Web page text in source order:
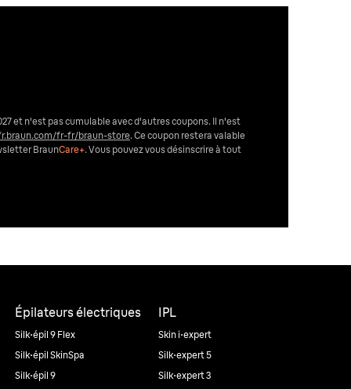
et n'est pas cumulable avec d'autres coupons. Il n'est
fr-fr/braun-store. Ce coupon restera valable
BraunCare+. Vous pouvez vous désinscrireà tout
Épilateurs électriques
Silk·épil 9 Flex
Silk·épil SkinSpa
Silk·épil 9
IPL
Skin i·expert
Silk·expert 5
Silk·expert 3